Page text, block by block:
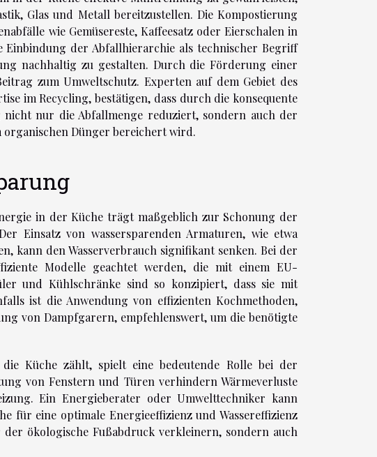
Glas und Metall bereitzustellen. Die Kompostierung
wie Gemüsereste, Kaffeesatz oder Eierschalen in
der Abfallhierarchie als technischer Begriff
nachhaltig zu gestalten. Durch die Förderung einer
zum Umweltschutz. Experten auf dem Gebiet des
im Recycling, bestätigen, dass durch die konsequente
nur die Abfallmenge reduziert, sondern auch der
Dünger bereichert wird.
in der Küche trägt maßgeblich zur Schonung der
Einsatz von wassersparenden Armaturen, wie etwa
kann den Wasserverbrauch signifikant senken. Bei der
Modelle geachtet werden, die mit einem EU-
und Kühlschränke sind so konzipiert, dass sie mit
ist die Anwendung von effizienten Kochmethoden,
von Dampfgarern, empfehlenswert, um die benötigte
Küche zählt, spielt eine bedeutende Rolle bei der
von Fenstern und Türen verhindern Wärmeverluste
Ein Energieberater oder Umwelttechniker kann
für eine optimale Energieeffizienz und Wassereffizienz
ökologische Fußabdruck verkleinern, sondern auch